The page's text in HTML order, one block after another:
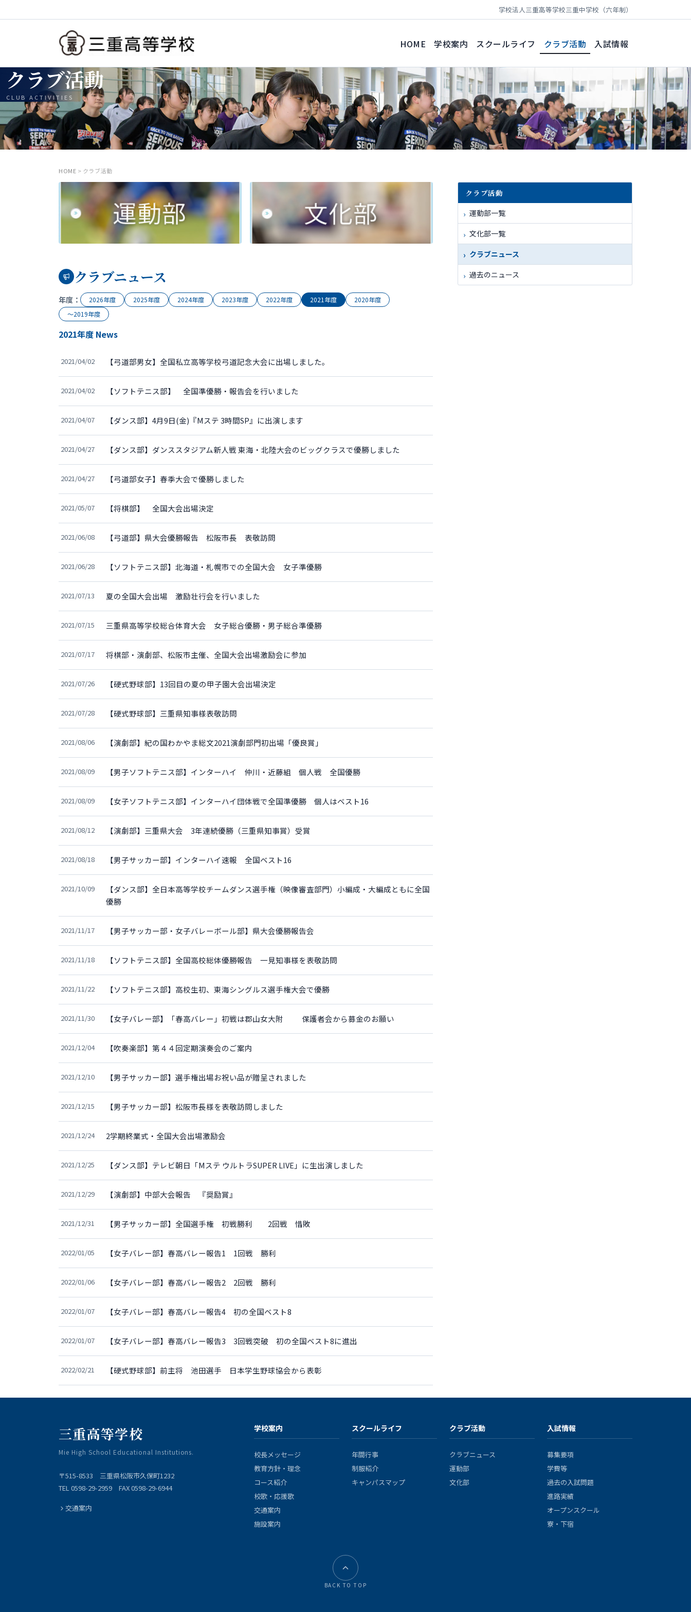
学校法人三重高等学校三重中学校（六年制）
HOME 学校案内 スクールライフ クラブ活動 入試情報
クラブ活動
CLUB ACTIVITIES
HOME > クラブ活動
クラブニュース
年度： 2026年度 2025年度 2024年度 2023年度 2022年度 2021年度
2020年度
〜2019年度
2021年度 News
2021/04/02 【弓道部男女】全国私立高等学校弓道記念大会に出場しました。
2021/04/02 【ソフトテニス部】 全国準優勝・報告会を行いました
2021/04/07 【ダンス部】4月9日(金)『Mステ 3時間SP』に出演します
2021/04/27 【ダンス部】ダンススタジアム新人戦 東海・北陸大会のビッグクラスで優勝しました
2021/04/27 【弓道部女子】春季大会で優勝しました
2021/05/07 【将棋部】 全国大会出場決定
2021/06/08 【弓道部】県大会優勝報告 松阪市長 表敬訪問
2021/06/28 【ソフトテニス部】北海道・札幌市での全国大会 女子準優勝
2021/07/13 夏の全国大会出場 激励壮行会を行いました
2021/07/15 三重県高等学校総合体育大会 女子総合優勝・男子総合準優勝
2021/07/17 将棋部・演劇部、松阪市主催、全国大会出場激励会に参加
2021/07/26 【硬式野球部】13回目の夏の甲子園大会出場決定
2021/07/28 【硬式野球部】三重県知事様表敬訪問
2021/08/06 【演劇部】紀の国わかやま総文2021演劇部門初出場「優良賞」
2021/08/09 【男子ソフトテニス部】インターハイ 仲川・近藤組 個人戦 全国優勝
2021/08/09 【女子ソフトテニス部】インターハイ団体戦で全国準優勝 個人はベスト16
2021/08/12 【演劇部】三重県大会 3年連続優勝（三重県知事賞）受賞
2021/08/18 【男子サッカー部】インターハイ速報 全国ベスト16
2021/10/09
【ダンス部】全日本高等学校チームダンス選手権（映像審査部門）小編成・大編成ともに全国
優勝
2021/11/17 【男子サッカー部・女子バレーボール部】県大会優勝報告会
2021/11/18 【ソフトテニス部】全国高校総体優勝報告 一見知事様を表敬訪問
2021/11/22 【ソフトテニス部】高校生初、東海シングルス選手権大会で優勝
2021/11/30 【女子バレー部】「春高バレー」初戦は郡山女大附 保護者会から募金のお願い
2021/12/04 【吹奏楽部】第４４回定期演奏会のご案内
2021/12/10 【男子サッカー部】選手権出場お祝い品が贈呈されました
2021/12/15 【男子サッカー部】松阪市長様を表敬訪問しました
2021/12/24 2学期終業式・全国大会出場激励会
2021/12/25 【ダンス部】テレビ朝日「Mステ ウルトラSUPER LIVE」に生出演しました
2021/12/29 【演劇部】中部大会報告 『奨励賞』
2021/12/31 【男子サッカー部】全国選手権 初戦勝利 2回戦 惜敗
2022/01/05 【女子バレー部】春高バレー報告1 1回戦 勝利
2022/01/06 【女子バレー部】春高バレー報告2 2回戦 勝利
2022/01/07 【女子バレー部】春高バレー報告4 初の全国ベスト8
2022/01/07 【女子バレー部】春高バレー報告3 3回戦突破 初の全国ベスト8に進出
2022/02/21 【硬式野球部】前主将 池田選手 日本学生野球協会から表彰
クラブ活動
運動部一覧
文化部一覧
クラブニュース
過去のニュース
三重高等学校
Mie High School Educational Institutions.
〒515-8533 三重県松阪市久保町1232
TEL 0598-29-2959 FAX 0598-29-6944
交通案内
学校案内
校長メッセージ
教育方針・理念
コース紹介
校歌・応援歌
交通案内
施設案内
スクールライフ
年間行事
制服紹介
キャンパスマップ
クラブ活動
クラブニュース
運動部
文化部
入試情報
募集要項
学費等
過去の入試問題
進路実績
オープンスクール
寮・下宿
BACK TO TOP